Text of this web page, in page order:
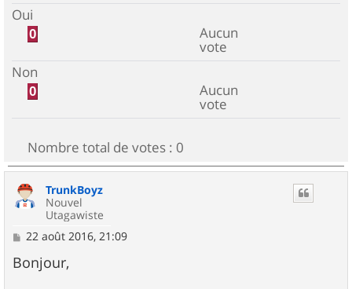
Oui
0 Aucun
vote
Non
0 Aucun
vote
Nombre total de votes : 0
TrunkBoyz
Nouvel
Utagawiste
M
s
s
22 août 2016, 21:09
Bonjour,